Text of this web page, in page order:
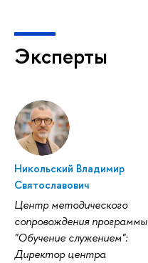
Эксперты
Никольский Владимир
Святославович
Центр методического
сопровождения программы
"Обучение служением":
Директор центра